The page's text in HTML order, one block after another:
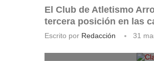
El Club de Atletismo
tercera posición en las
Escrito por Redacción
31